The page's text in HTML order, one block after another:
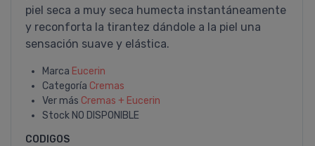
piel seca a muy seca humecta instantáneamente
y reconforta la tirantez dándole a la piel una
sensación suave y elástica.
Marca Eucerin
Categoría Cremas
Ver más Cremas + Eucerin
Stock NO DISPONIBLE
CODIGOS